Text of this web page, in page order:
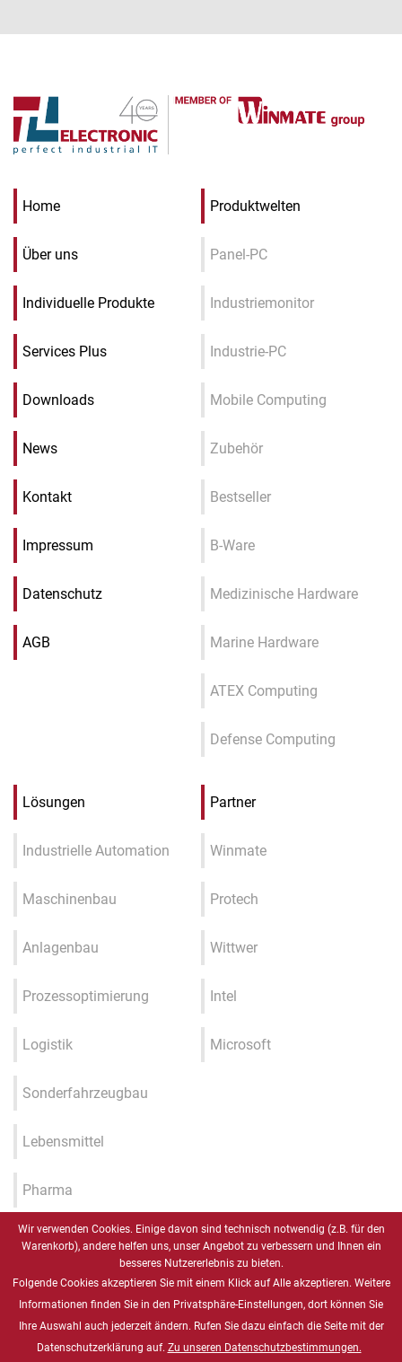
Home
Über uns
Individuelle Produkte
Services Plus
Downloads
News
Kontakt
Impressum
Datenschutz
AGB
Produktwelten
Panel-PC
Industriemonitor
Industrie-PC
Mobile Computing
Zubehör
Bestseller
B-Ware
Medizinische Hardware
Marine Hardware
ATEX Computing
Defense Computing
Lösungen
Industrielle Automation
Maschinenbau
Anlagenbau
Prozessoptimierung
Logistik
Sonderfahrzeugbau
Lebensmittel
Pharma
Industrie 4.0 / IIOT / Smart
Gesundheitswesen
Marine
Partner
Winmate
Protech
Wittwer
Intel
Microsoft
Wir verwenden Cookies. Einige davon sind technisch notwendig (z.B. für den
Warenkorb), andere helfen uns, unser Angebot zu verbessern und Ihnen ein
besseres Nutzererlebnis zu bieten.
Folgende Cookies akzeptieren Sie mit einem Klick auf Alle akzeptieren. Weitere
Informationen finden Sie in den Privatsphäre-Einstellungen, dort können Sie
Ihre Auswahl auch jederzeit ändern. Rufen Sie dazu einfach die Seite mit der
Datenschutzerklärung auf. Zu unseren Datenschutzbestimmungen.